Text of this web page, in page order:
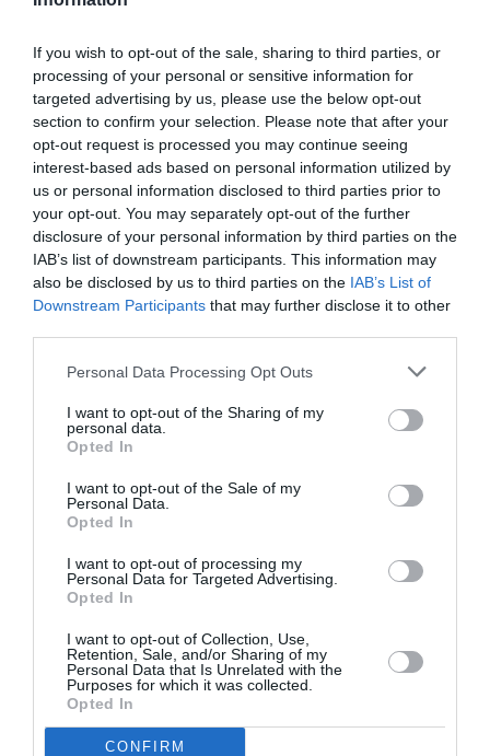
If you wish to opt-out of the sale, sharing to third parties, or
processing of your personal or sensitive information for
targeted advertising by us, please use the below opt-out
section to confirm your selection. Please note that after your
opt-out request is processed you may continue seeing
interest-based ads based on personal information utilized by
us or personal information disclosed to third parties prior to
your opt-out. You may separately opt-out of the further
disclosure of your personal information by third parties on the
IAB’s list of downstream participants. This information may
also be disclosed by us to third parties on the IAB’s List of
Downstream Participants that may further disclose it to other
Personal Data Processing Opt Outs
I want to opt-out of the Sharing of my
personal data.
Opted In
I want to opt-out of the Sale of my
Personal Data.
Opted In
I want to opt-out of processing my
Personal Data for Targeted Advertising.
Opted In
I want to opt-out of Collection, Use,
Retention, Sale, and/or Sharing of my
Personal Data that Is Unrelated with the
Purposes for which it was collected.
Opted In
CONFIRM
Ακολουθήστε το Culturenow.gr στο Google News
μάθετε πρώτοι όλες τις ειδήσεις
Δείτε όλα τατελευταία νέαγια την Τέχνη και τον
Πολιτισμό στο
Culturenow.gr
Νέοι Διαγωνισμοί❯
Tags
Newsletter
Κάθε βδομάδα στο e-mail σας τα τελευταία νέα για
την Τέχνη και τον Πολιτισμό!
Ακολουθήστε το Culturenow.gr